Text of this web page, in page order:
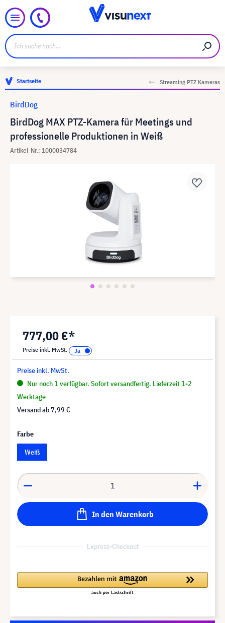
Startseite Streaming PTZ Kameras
BirdDog MAX PTZ-Kamera für Meetings und
professionelle Produktionen in Weiß
Artikel-Nr.: 1000034784
BirdDog
777,00 €*
Preise inkl. MwSt.
Preise inkl. MwSt.
Nur noch 1 verfügbar. Sofort versandfertig. Lieferzeit 1-2
Werktage
Versand ab7,99 €
Farbe
Weiß
In den Warenkorb
Express-Checkout